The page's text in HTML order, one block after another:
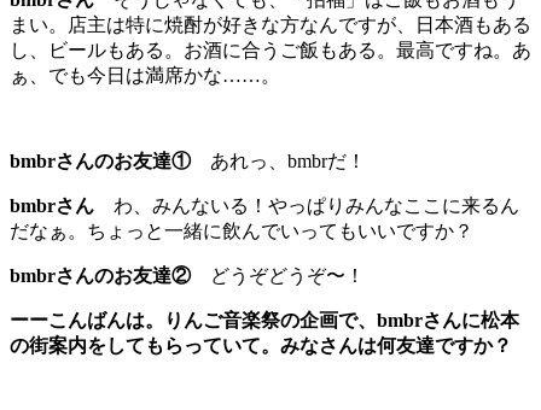
まい。店主は特に焼酎が好きな方なんですが、日本酒もある
し、ビールもある。お酒に合うご飯もある。最高ですね。あ
ぁ、でも今日は満席かな……。
bmbrさんのお友達①あれっ、bmbrだ！
bmbrさん わ、みんないる！やっぱりみんなここに来るん
だなぁ。ちょっと一緒に飲んでいってもいいですか？
bmbrさんのお友達②どうぞどうぞ〜！
ーーこんばんは。りんご音楽祭の企画で、bmbrさんに松本
の街案内をしてもらっていて。みなさんは何友達ですか？